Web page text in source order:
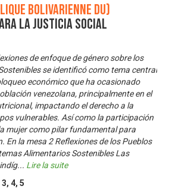
bolivarienne du)
la Justicia Social
de enfoque de género sobre los
se identificó como tema central
económico que ha ocasionado
venezolana, principalmente en el
impactando el derecho a la
vulnerables. Así como la participación
mujer como pilar fundamental para
En la mesa 2 Reflexiones de los Pueblos
Alimentarios Sostenibles Las
... Lire la suite
3, 4, 5